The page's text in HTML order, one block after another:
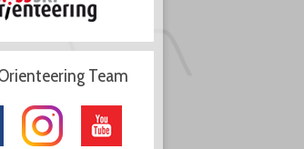
Team